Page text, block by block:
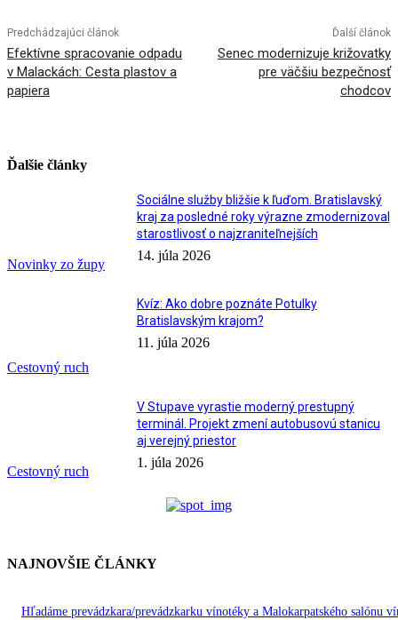
Predchádzajúci článok
Efektívne spracovanie odpadu
v Malackách: Cesta plastov a
papiera
Ďalší článok
Senec modernizuje križovatky
pre väčšiu bezpečnosť
chodcov
Ďalšie články
Novinky zo župy
Sociálne služby bližšie k ľuďom. Bratislavský
kraj za posledné roky výrazne zmodernizoval
starostlivosť o najzraniteľnejších
14. júla 2026
Cestovný ruch
Kvíz: Ako dobre poznáte Potulky
Bratislavským krajom?
11. júla 2026
Cestovný ruch
V Stupave vyrastie moderný prestupný
terminál. Projekt zmení autobusovú stanicu
aj verejný priestor
1. júla 2026
NAJNOVŠIE ČLÁNKY
Hľadáme prevádzkara/prevádzkarku vínotéky a Malokarpatského salónu